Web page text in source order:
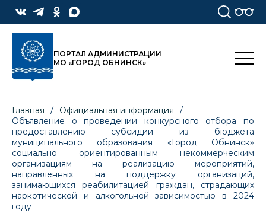
ПОРТАЛ АДМИНИСТРАЦИИ
МО «ГОРОД ОБНИНСК»
Главная / Официальная информация
/
Объявление о проведении конкурсного отбора по
предоставлению субсидии из бюджета
муниципального образования «Город Обнинск»
социально ориентированным некоммерческим
организациям на реализацию мероприятий,
направленных на поддержку организаций,
занимающихся реабилитацией граждан, страдающих
наркотической и алкогольной зависимостью в 2024
году